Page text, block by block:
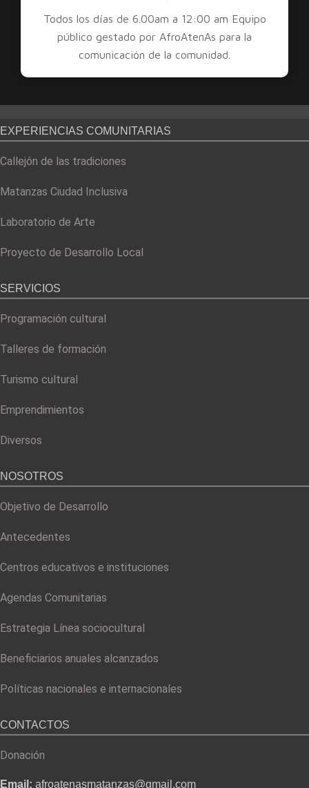
Todos los días de 6.00am a 12:00 am Equipo
público gestado por AfroAtenAs para la
comunicación de la comunidad.
EXPERIENCIAS COMUNITARIAS
Callejón de las tradiciones
Matanzas Ciudad Inclusiva
Laboratorio de Arte
Proyecto de Desarrollo Local
SERVICIOS
Programación cultural
Talleres de formación
Turismo cultural
Emprendimientos
Diversos
NOSOTROS
Objetivo de Desarrollo
Antecedentes
Centros educativos e instituciones
Agendas Comunitarias
Estrategia Línea sociocultural
Beneficiarios anuales alcanzados
Políticas nacionales e internacionales
CONTACTOS
Donación
Email: afroatenasmatanzas@gmail.com